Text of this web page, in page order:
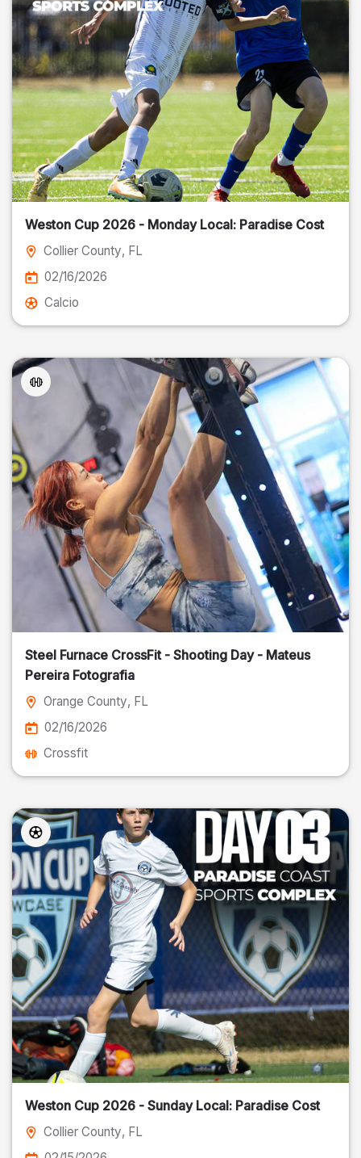
Weston Cup 2026 - Monday Local: Paradise Cost
Collier County, FL
02/16/2026
Calcio
Steel Furnace CrossFit - Shooting Day - Mateus
Pereira Fotografia
Orange County, FL
02/16/2026
Crossfit
Weston Cup 2026 - Sunday Local: Paradise Cost
Collier County, FL